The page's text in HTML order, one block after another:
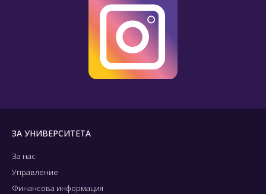
ЗА УНИВЕРСИТЕТА
За нас
Управление
Финансова информация